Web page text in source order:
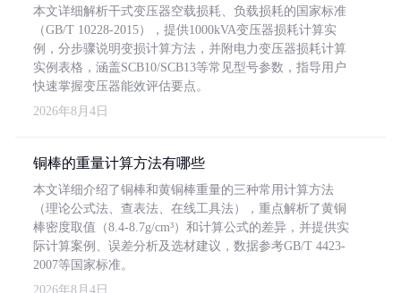
本文详细解析干式变压器空载损耗、负载损耗的国家标准
（GB/T 10228-2015），提供1000kVA变压器损耗计算实
例，分步骤说明变损计算方法，并附电力变压器损耗计算
实例表格，涵盖SCB10/SCB13等常见型号参数，指导用户
快速掌握变压器能效评估要点。
2026年8月4日
铜棒的重量计算方法有哪些
本文详细介绍了铜棒和黄铜棒重量的三种常用计算方法
（理论公式法、查表法、在线工具法），重点解析了黄铜
棒密度取值（8.4-8.7g/cm³）和计算公式的差异，并提供实
际计算案例、误差分析及选材建议，数据参考GB/T 4423-
2007等国家标准。
2026年8月4日